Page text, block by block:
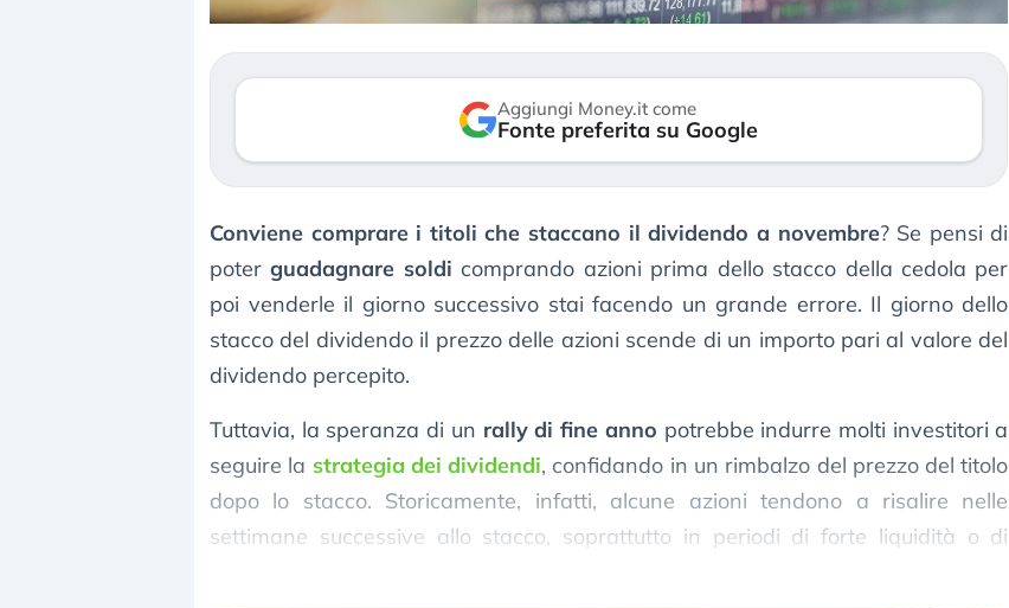
Aggiungi Money.it come
Fonte preferita su Google
Conviene comprare i titoli che staccano il dividendo a novembre? Se pensi di
poterguadagnare soldi comprando azioni prima dello stacco della cedola per
poi venderle il giorno successivo stai facendo un grande errore. Il giorno dello
stacco del dividendo il prezzo delle azioni scende di un importo pari al valore del
dividendo percepito.
Tuttavia, la speranza di un rally di fine anno potrebbe indurre molti investitori a
seguire la strategia dei dividendi, confidando in un rimbalzo del prezzo del titolo
dopo lo stacco. Storicamente, infatti, alcune azioni tendono a risalire nelle
settimane successive allo stacco, soprattutto in periodi di forte liquidità o di
mostrando segni di stanchezza
verso le (…)
Kospi, mentre gli investitori retail (…)
30 luglio 2026